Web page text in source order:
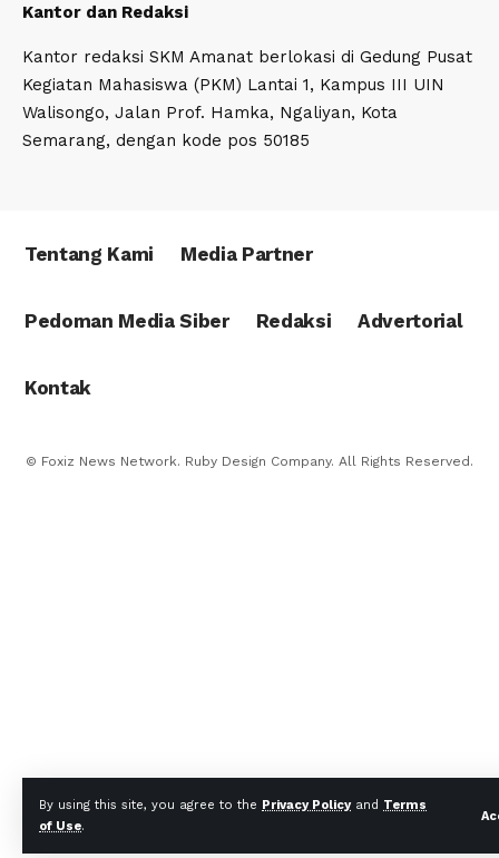
By using this site, you agree to the Privacy Policyand Terms
of Use.
Kantor dan Redaksi
Kantor redaksi SKM Amanat berlokasi di Gedung Pusat
Kegiatan Mahasiswa (PKM) Lantai 1, Kampus III UIN
Walisongo, Jalan Prof. Hamka, Ngaliyan, Kota
Semarang, dengan kode pos 50185
Tentang Kami Media Partner
Pedoman Media Siber Redaksi Advertorial
Kontak
© Foxiz News Network. Ruby Design Company. All Rights Reserved.